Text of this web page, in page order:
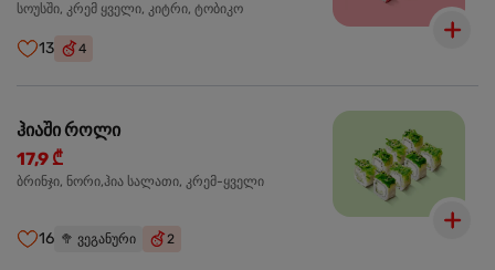
სოუსში, კრემ ყველი, კიტრი, ტობიკო
13 4
ჰიაში როლი
17,9 ₾
ბრინჯი, ნორი,ჰია სალათი, კრემ-ყველი
16 🥦 ვეგანური 2